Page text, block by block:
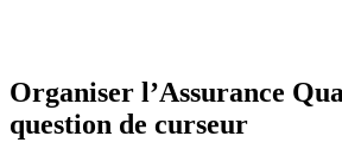
Organiser l’Assurance
question de curseur